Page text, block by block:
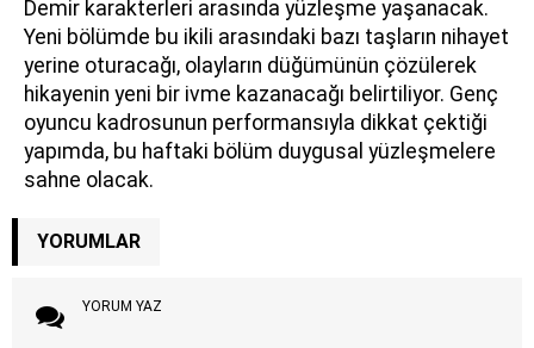
Demir karakterleri arasında yüzleşme yaşanacak.
Yeni bölümde bu ikili arasındaki bazı taşların nihayet
yerine oturacağı, olayların düğümünün çözülerek
hikayenin yeni bir ivme kazanacağı belirtiliyor. Genç
oyuncu kadrosunun performansıyla dikkat çektiği
yapımda, bu haftaki bölüm duygusal yüzleşmelere
sahne olacak.
YORUMLAR
YORUM YAZ